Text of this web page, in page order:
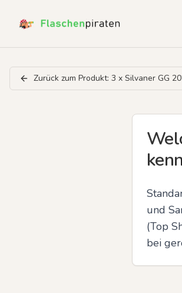
Zurück zum Produkt: 3 x Silvaner GG
und
(Top
bei